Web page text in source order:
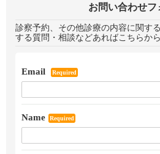
お問い合わせフ
診察予約、その他診療の内容に関す
する質問・相談などあればこちらか
Email Required
Name Required